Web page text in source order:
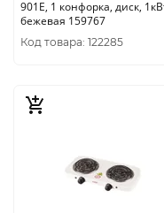
901E, 1 конфорка, диск, 1кВт,
бежевая 159767
Код товара: 122285